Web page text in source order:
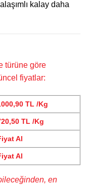
kalay daha
türüne göre
fiyatlar:
TL /Kg
TL /Kg
Al
Al
en